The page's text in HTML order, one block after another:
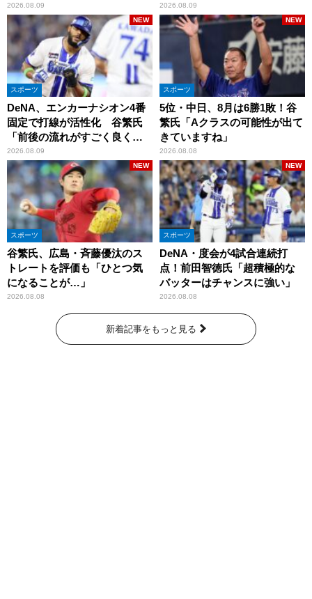
2026.08.09 2026.08.09
スポーツ
DeNA、エンカーナシオン4番
固定で打線が活性化 谷繁氏
「前後の流れがすごく良くな
りましたね」
2026.08.09
NEW
スポーツ
5位・中日、8月は6勝1敗！谷
繁氏「Aクラスの可能性が出て
きていますね」
2026.08.08
NEW
スポーツ
谷繁氏、広島・斉藤優汰のス
トレートを評価も「ひとつ気
になることが…」
2026.08.08
NEW
スポーツ
DeNA・度会が4試合連続打
点！前田智徳氏「超積極的な
バッターはチャンスに強い」
2026.08.08
NEW
新着記事をもっと見る